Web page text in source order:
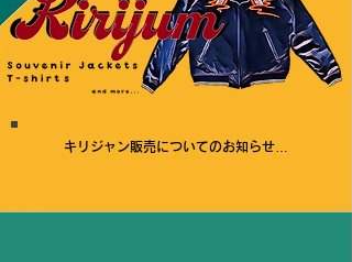
キリジャン販売についてのお知らせ